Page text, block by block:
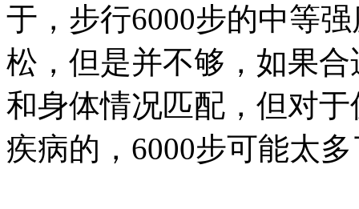
于，步行6000步的中等
松，但是并不够，如果
和身体情况匹配，但对
疾病的，6000步可能太